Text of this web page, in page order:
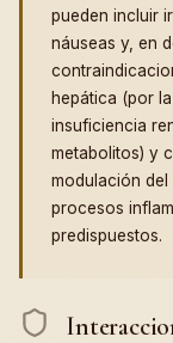
pueden incluir
náuseas y, en
hepática (por
insuficiencia
metabolitos) y
modulación
procesos
predispuestos.